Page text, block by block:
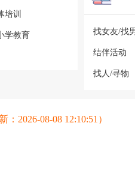
培训
学教育 找女友/找
结伴活动
找人/寻物
：2026-08-08 12:10:51）